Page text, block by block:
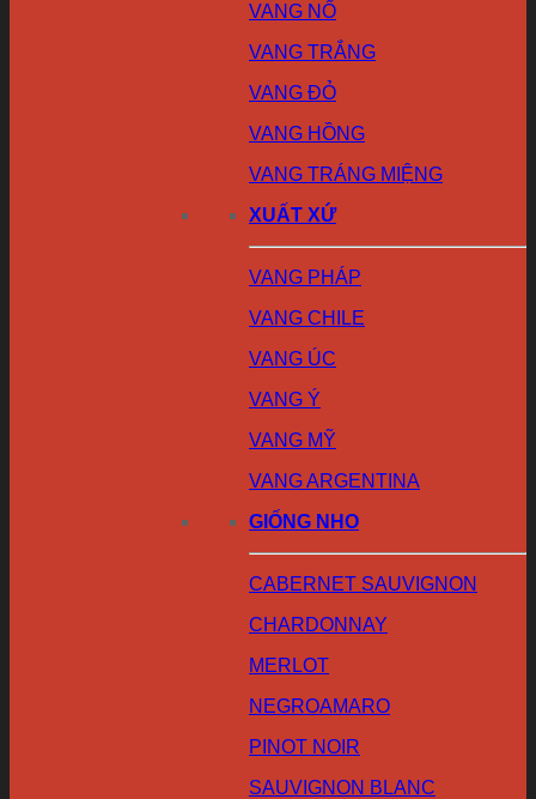
VANG NỔ
VANG TRẮNG
VANG ĐỎ
VANG HỒNG
VANG TRÁNG MIỆNG
XUẤT XỨ
VANG PHÁP
VANG CHILE
VANG ÚC
VANG Ý
VANG MỸ
VANG ARGENTINA
GIỐNG NHO
CABERNET SAUVIGNON
CHARDONNAY
MERLOT
NEGROAMARO
PINOT NOIR
SAUVIGNON BLANC